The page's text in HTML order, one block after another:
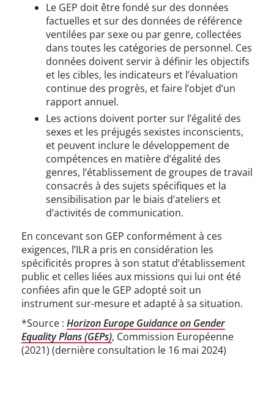
Le GEP doit être fondé sur des données
factuelles et sur des données de référence
ventilées par sexe ou par genre, collectées
dans toutes les catégories de personnel. Ces
données doivent servir à définir les objectifs
et les cibles, les indicateurs et l’évaluation
continue des progrès, et faire l’objet d’un
rapport annuel.
Les actions doivent porter sur l’égalité des
sexes et les préjugés sexistes inconscients,
et peuvent inclure le développement de
compétences en matière d’égalité des
genres, l’établissement de groupes de travail
consacrés à des sujets spécifiques et la
sensibilisation par le biais d’ateliers et
d’activités de communication.
En concevant son GEP conformément à ces
exigences, l’ILR a pris en considération les
spécificités propres à son statut d’établissement
public et celles liées aux missions qui lui ont été
confiées afin que le GEP adopté soit un
instrument sur-mesure et adapté à sa situation.
*Source : Horizon Europe Guidance on Gender
Equality Plans (GEPs), Commission Européenne
(2021) (dernière consultation le 16 mai 2024)